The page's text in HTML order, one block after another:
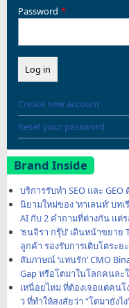
Password
Create new account
Reset your password
Brand Inside
บริการรับทำ SEO และ
นิยามใหม่ของ ‘ทาเลนท์’ บ
AI กับ 2 คำถามที่ต่างกัน แต่
‘ธนจิรา กรุ๊ป’ เดินหน้าขยาย
ลูกค้า รองรับการเติบโตระย
สัมภาษณ์ ‘แทนรัก’ CMO
Gap หรือโตมาในโลกคนละ
เหนื่อยไหม ที่ต้องเจอแต่คน
ว ที่ทำให้สงสัยว่า “โตมายังไง